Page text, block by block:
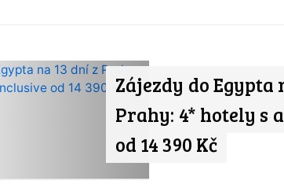
Zájezdy do Egypta
Prahy: 4* hotely s
od 14 390 Kč